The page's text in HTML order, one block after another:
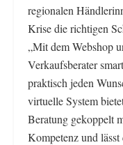
regionalen
Krise die richtigen
„Mit dem Webshop
Verkaufsberater
praktisch jeden
virtuelle System
Beratung gekoppelt
Kompetenz und